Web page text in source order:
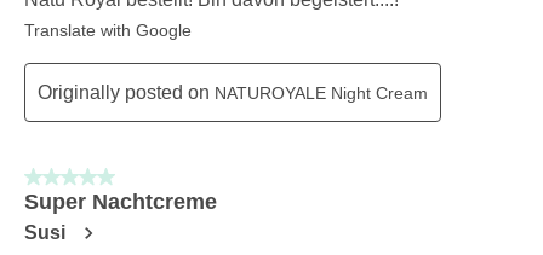
Translate with Google
Originally posted on NATUROYALE Night Cream
5 out of 5 stars.
Super Nachtcreme
Susi